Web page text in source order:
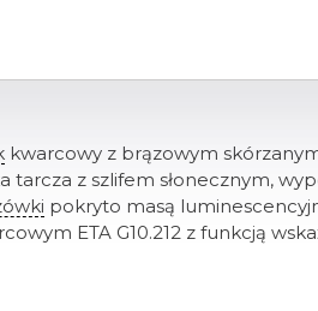
kwarcowy z brązowym
z szlifem słonecznym,
pokryto masą
ETA G10.212 z funkcją